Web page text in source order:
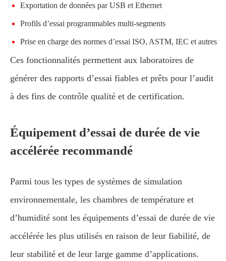
Exportation de données par USB et Ethernet
Profils d’essai programmables multi-segments
Prise en charge des normes d’essai ISO, ASTM, IEC et autres
Ces fonctionnalités permettent aux laboratoires de
générer des rapports d’essai fiables et prêts pour l’audit
à des fins de contrôle qualité et de certification.
Équipement d’essai de durée de vie
accélérée recommandé
Parmi tous les types de systèmes de simulation
environnementale, les chambres de température et
d’humidité sont les équipements d’essai de durée de vie
accélérée les plus utilisés en raison de leur fiabilité, de
leur stabilité et de leur large gamme d’applications.